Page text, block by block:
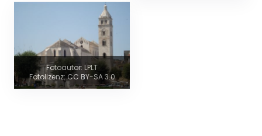
Fotoautor: LPLT
Fotolizenz: CC BY-SA 3.0